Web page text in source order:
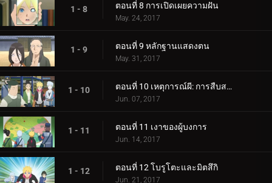
1 - 8 ตอนที่ 8 การเปิดเผยความฝัน
May. 24, 2017
1 - 9 ตอนที่ 9 หลักฐานแสดงตน
May. 31, 2017
1 - 10 ตอนที่ 10 เหตุการณ์ผี: การสืบสวนเริ่มต้นขึ้น!
Jun. 07, 2017
1 - 11 ตอนที่ 11 เงาของผู้บงการ
Jun. 14, 2017
1 - 12 ตอนที่ 12 โบรูโตะและมิตสึกิ
Jun. 21, 2017